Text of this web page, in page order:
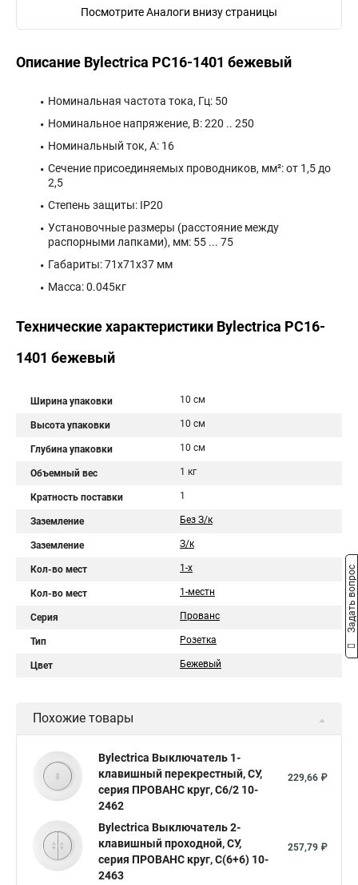
Посмотрите Аналоги внизу страницы
Описание Bylectrica РС16-1401 бежевый
Номинальная частота тока, Гц: 50
Номинальное напряжение, В: 220 .. 250
Номинальный ток, А: 16
Сечение присоединяемых проводников, мм²: от 1,5 до
2,5
Степень защиты: IP20
Установочные размеры (расстояние между
распорными лапками), мм: 55 ... 75
Габариты: 71x71x37 мм
Масса: 0.045кг
Технические характеристики Bylectrica РС16-
1401 бежевый
Ширина упаковки 10 см
Высота упаковки 10 см
Глубина упаковки 10 см
Объемный вес 1 кг
Кратность поставки 1
Заземление Без З/к
Заземление З/к
Кол-во мест 1-х
Кол-во мест 1-местн
Серия Прованс
Тип Розетка
Цвет Бежевый
Похожие товары
Bylectrica Выключатель 1-
клавишный перекрестный, СУ,
серия ПРОВАНС круг, С6/2 10-
2462
229,66 ₽
Bylectrica Выключатель 2-
клавишный проходной, СУ,
серия ПРОВАНС круг, С(6+6) 10-
2463
257,79 ₽
Задать вопрос